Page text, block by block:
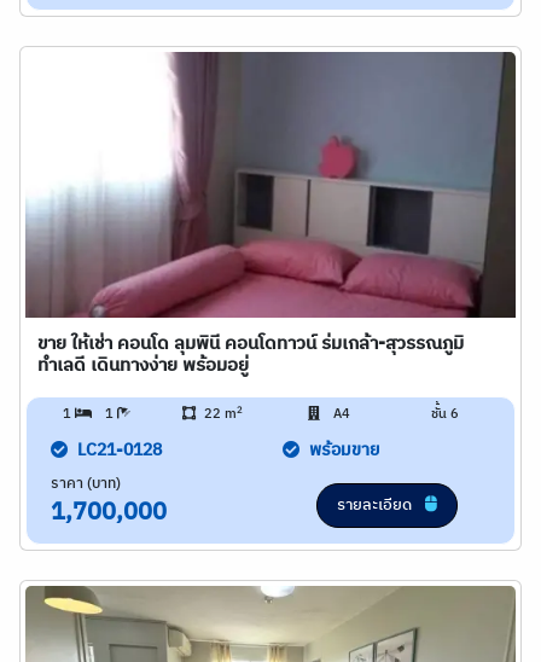
ขาย ให้เช่า คอนโด ลุมพินี คอนโดทาวน์ ร่มเกล้า-สุวรรณภูมิ
ทำเลดี เดินทางง่าย พร้อมอยู่
1 1 22 m2 A4 ชั้น 6
LC21-0128 พร้อมขาย
ราคา (บาท)
1,700,000 รายละเอียด